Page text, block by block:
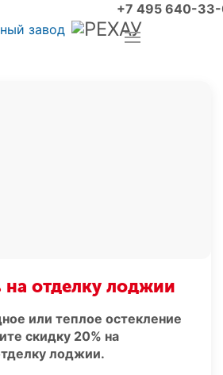
+7 495 640-
на отделку лоджии
или теплое остекление
скидку 20% на
лоджии.